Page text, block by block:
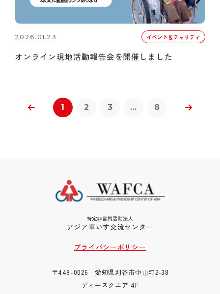
2026.01.23 イベント＆チャリティ
オンライン現地活動報告会を開催しました
1 2 3 ... 8
特定非営利活動法人
アジア車いす交流センター
プライバシーポリシー
〒448-0026 愛知県刈谷市中山町2-38
ディースクエア 4F